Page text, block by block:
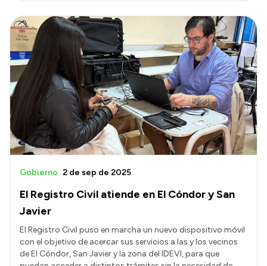
El Registro Civil atiende en El Cóndor y San
Javier
Gobierno 2 de sep de 2025
El Registro Civil puso en marcha un nuevo dispositivo móvil
con el objetivo de acercar sus servicios a las y los vecinos
de El Cóndor, San Javier y la zona del IDEVI, para que